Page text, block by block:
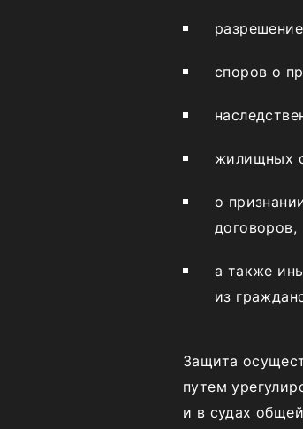
споров о
жилищных
о
договоров,
а также
из
Защита
путем
и в судах